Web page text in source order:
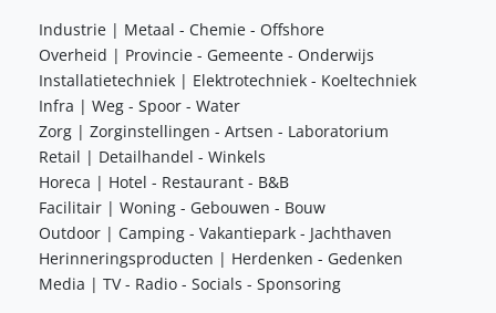
Industrie | Metaal - Chemie - Offshore
Overheid | Provincie - Gemeente - Onderwijs
Installatietechniek | Elektrotechniek - Koeltechniek
Infra | Weg - Spoor - Water
Zorg | Zorginstellingen - Artsen - Laboratorium
Retail | Detailhandel - Winkels
Horeca | Hotel - Restaurant - B&B
Facilitair | Woning - Gebouwen - Bouw
Outdoor | Camping - Vakantiepark - Jachthaven
Herinneringsproducten | Herdenken - Gedenken
Media | TV - Radio - Socials - Sponsoring